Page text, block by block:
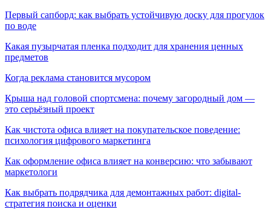
Первый сапборд: как выбрать устойчивую доску для прогулок
по воде
Какая пузырчатая пленка подходит для хранения ценных
предметов
Когда реклама становится мусором
Крыша над головой спортсмена: почему загородный дом —
это серьёзный проект
Как чистота офиса влияет на покупательское поведение:
психология цифрового маркетинга
Как оформление офиса влияет на конверсию: что забывают
маркетологи
Как выбрать подрядчика для демонтажных работ: digital-
стратегия поиска и оценки